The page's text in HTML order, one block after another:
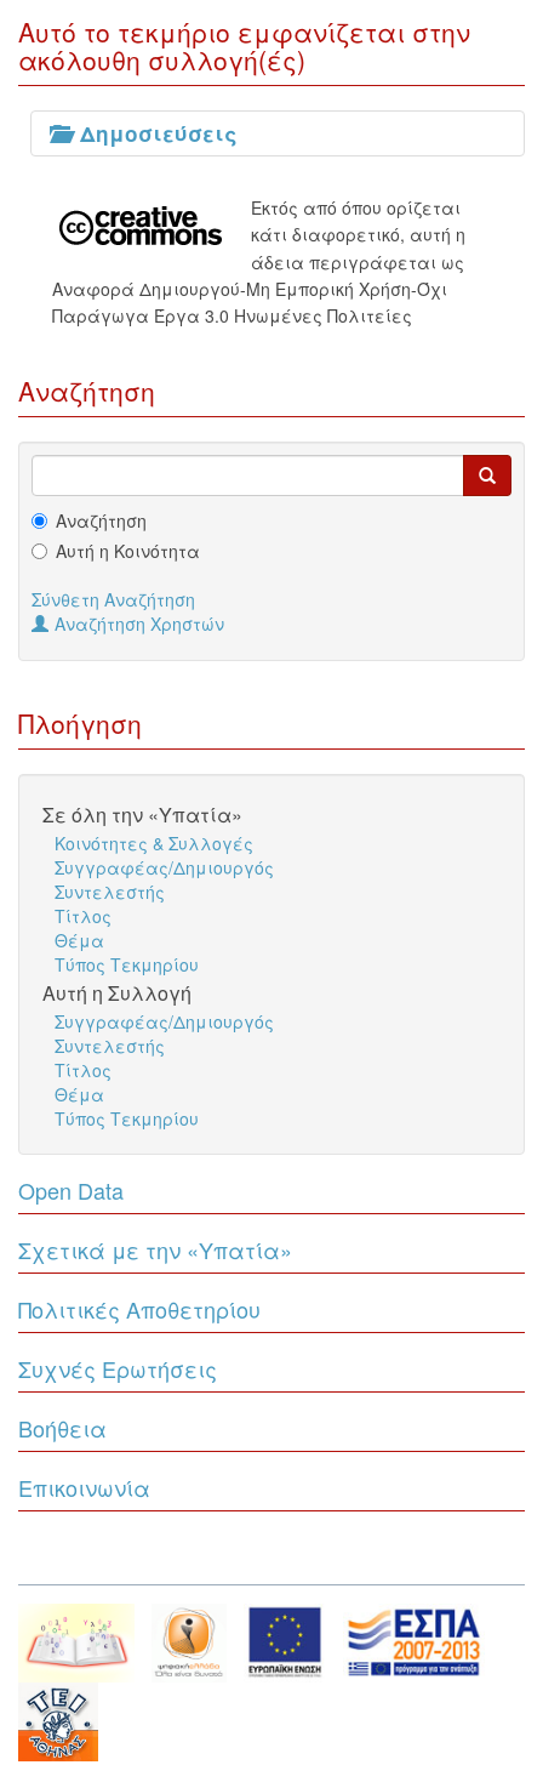
Αυτό το τεκμήριο εμφανίζεται στην
ακόλουθη συλλογή(ές)
Δημοσιεύσεις
Εκτός από όπου ορίζεται
κάτι διαφορετικό, αυτή η
άδεια περιγράφεται ως
Αναφορά Δημιουργού-Μη Εμπορική Χρήση-Όχι
Παράγωγα Έργα 3.0 Ηνωμένες Πολιτείες
Αναζήτηση
Αναζήτηση
Αυτή η Κοινότητα
Σύνθετη Αναζήτηση
Αναζήτηση Χρηστών
Πλοήγηση
Σε όλη την «Υπατία»
Κοινότητες & Συλλογές
Συγγραφέας/Δημιουργός
Συντελεστής
Τίτλος
Θέμα
Τύπος Τεκμηρίου
Αυτή η Συλλογή
Συγγραφέας/Δημιουργός
Συντελεστής
Τίτλος
Θέμα
Τύπος Τεκμηρίου
Open Data
Σχετικά με την «Υπατία»
Πολιτικές Αποθετηρίου
Συχνές Ερωτήσεις
Βοήθεια
Επικοινωνία